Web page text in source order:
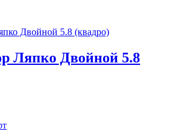
Ляпко Двойной 5.8